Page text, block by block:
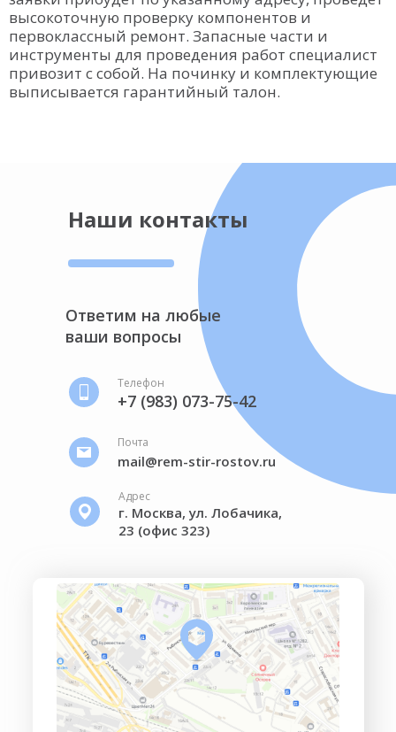
высокоточную проверку компонентов и
первоклассный ремонт. Запасные части и
инструменты для проведения работ специалист
привозит с собой. На починку и комплектующие
выписывается гарантийный талон.
Наши контакты
Ответим на любые
ваши вопросы
Телефон
+7 (983) 073-75-42
Адрес
г. Москва, ул. Лобачика,
23 (офис 323)
mail@rem-stir-rostov.ru
Почта